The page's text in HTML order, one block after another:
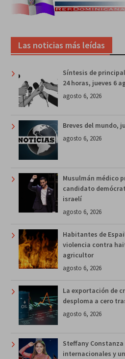
Las noticias más leídas
Síntesis de
24 horas, jueves 6
agosto 6, 2026
Breves del mundo,
agosto 6, 2026
Musulmán médico
candidato
israelí
agosto 6, 2026
Habitantes de
violencia contra
agricultor
agosto 6, 2026
La exportación de
desploma a cero
agosto 6, 2026
Steffany
internacionales y